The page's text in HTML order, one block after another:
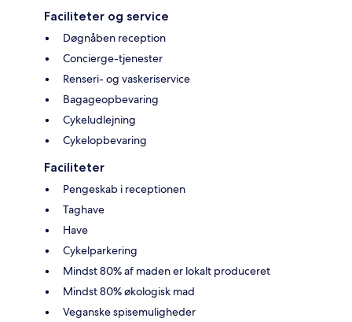
Faciliteter og service
Døgnåben reception
Concierge-tjenester
Renseri- og vaskeriservice
Bagageopbevaring
Cykeludlejning
Cykelopbevaring
Faciliteter
Pengeskab i receptionen
Taghave
Have
Cykelparkering
Mindst 80% af maden er lokalt produceret
Mindst 80% økologisk mad
Veganske spisemuligheder